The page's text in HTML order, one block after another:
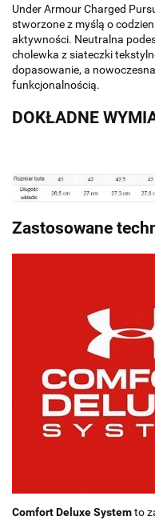
Under Armour Charged
stworzone z myślą o
aktywności. Neutralna
cholewka z siateczki
dopasowanie, a
funkcjonalnością.
DOKŁADNE
Zastosowane
Comfort Deluxe Systemto